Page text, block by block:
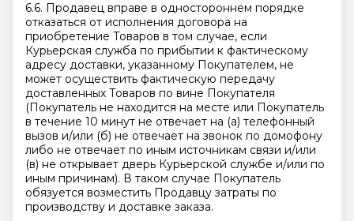
6.6. Продавец вправе в одностороннем порядке
отказаться от исполнения договора на
приобретение Товаров в том случае, если
Курьерская служба по прибытии к фактическому
адресу доставки, указанному Покупателем, не
может осуществить фактическую передачу
доставленных Товаров по вине Покупателя
(Покупатель не находится на месте или Покупатель
в течение 10 минут не отвечает на (а) телефонный
вызов и/или (б) не отвечает на звонок по домофону
либо не отвечает по иным источникам связи и/или
(в) не открывает дверь Курьерской службе и/или по
иным причинам). В таком случае Покупатель
обязуется возместить Продавцу затраты по
производству и доставке заказа.